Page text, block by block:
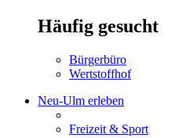
Häufig gesucht
Bürgerbüro
Wertstoffhof
Neu-Ulm erleben
Freizeit & Sport